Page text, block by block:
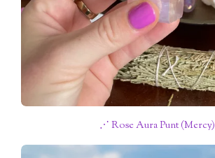
⋰ Rose Aura Punt (Mercy)